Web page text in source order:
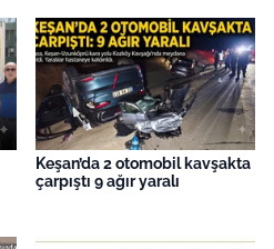
Keşan’da 2 otomobil kavşakta
çarpıştı 9 ağır yaralı